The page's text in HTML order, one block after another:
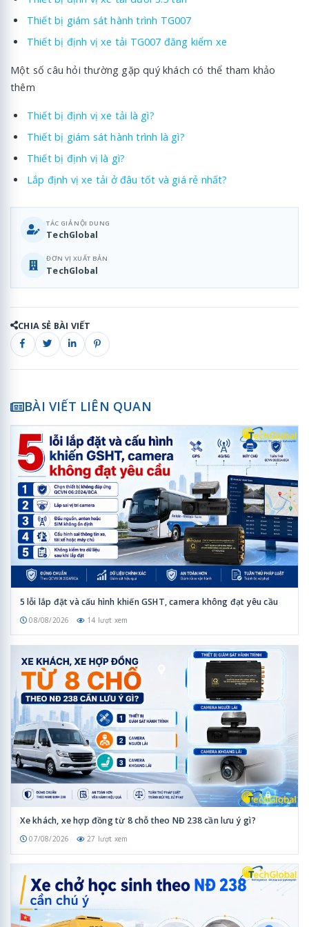
Thiết bị giám sát hành trình TG007
Thiết bị định vị xe tải TG007 đăng kiểm xe
Một số câu hỏi thường gặp quý khách có thể tham khảo
thêm
Thiết bị định vị xe tải là gì?
Thiết bị giám sát hành trình là gì?
Thiết bị định vị là gì?
Lắp định vị xe tải ở đâu tốt và giá rẻ nhất?
TÁC GIẢ NỘI DUNG
TechGlobal
ĐƠN VỊ XUẤT BẢN
TechGlobal
CHIA SẺ BÀI VIẾT
BÀI VIẾT LIÊN QUAN
5 lỗi lắp đặt và cấu hình khiến GSHT, camera không đạt yêu cầu
08/08/2026 14 lượt xem
Xe khách, xe hợp đồng từ 8 chỗ theo NĐ 238 cần lưu ý gì?
07/08/2026 27 lượt xem